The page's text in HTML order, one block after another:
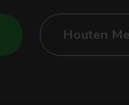
Houten